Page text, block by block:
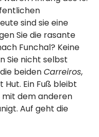
sind sie eine
Sie die rasante
Funchal? Keine
Sie nicht selbst
beidenCarreiros,
Ein Fuß bleibt
mit dem anderen
Auf geht die